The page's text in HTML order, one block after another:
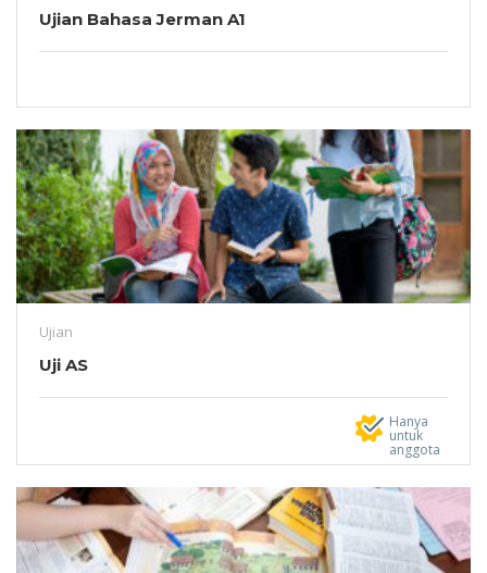
Ujian Bahasa Jerman A1
Ujian
Uji AS
Hanya
untuk
anggota